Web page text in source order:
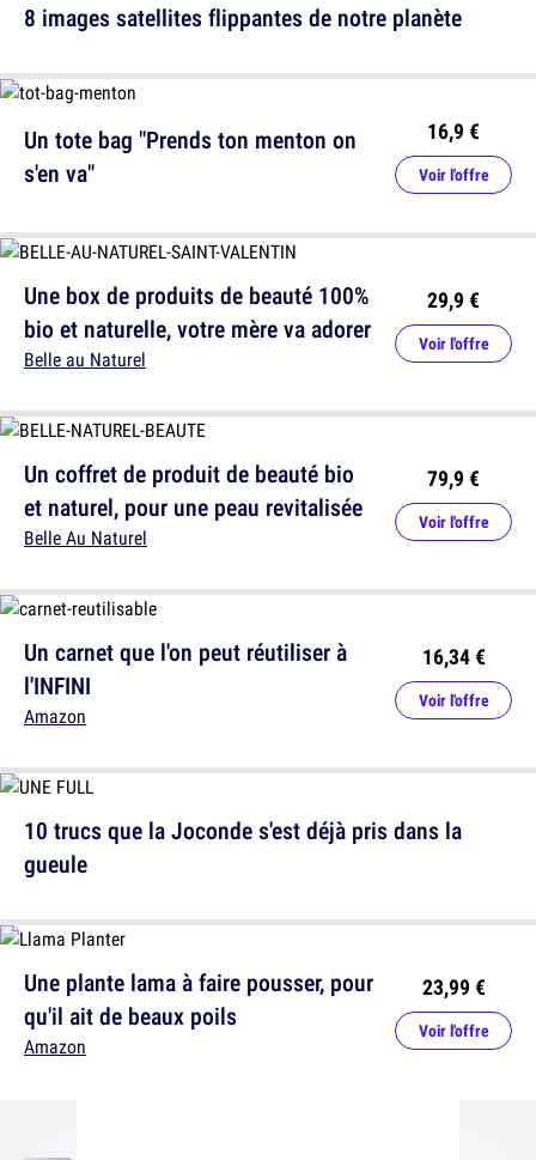
8 images satellites flippantes de notre planète
Un coffret de produit de beauté bio
et naturel, pour une peau revitalisée
Belle Au Naturel
79,9 €
Voir l'offre
10 trucs que la Joconde s'est déjà pris dans la
gueule
Un tote bag "Prends ton menton on
s'en va"
16,9 €
Voir l'offre
Une box de produits de beauté 100%
bio et naturelle, votre mère va adorer
Belle au Naturel
29,9 €
Voir l'offre
Un carnet que l'on peut réutiliser à
l'INFINI
Amazon
16,34 €
Voir l'offre
Une plante lama à faire pousser, pour
qu'il ait de beaux poils
Amazon
23,99 €
Voir l'offre